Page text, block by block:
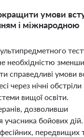
умови
і міжнародною
необхідністю
справедливі умови
через нічні обстріли
вищої освіти.
дозволивши
учасника бойових
передвищих